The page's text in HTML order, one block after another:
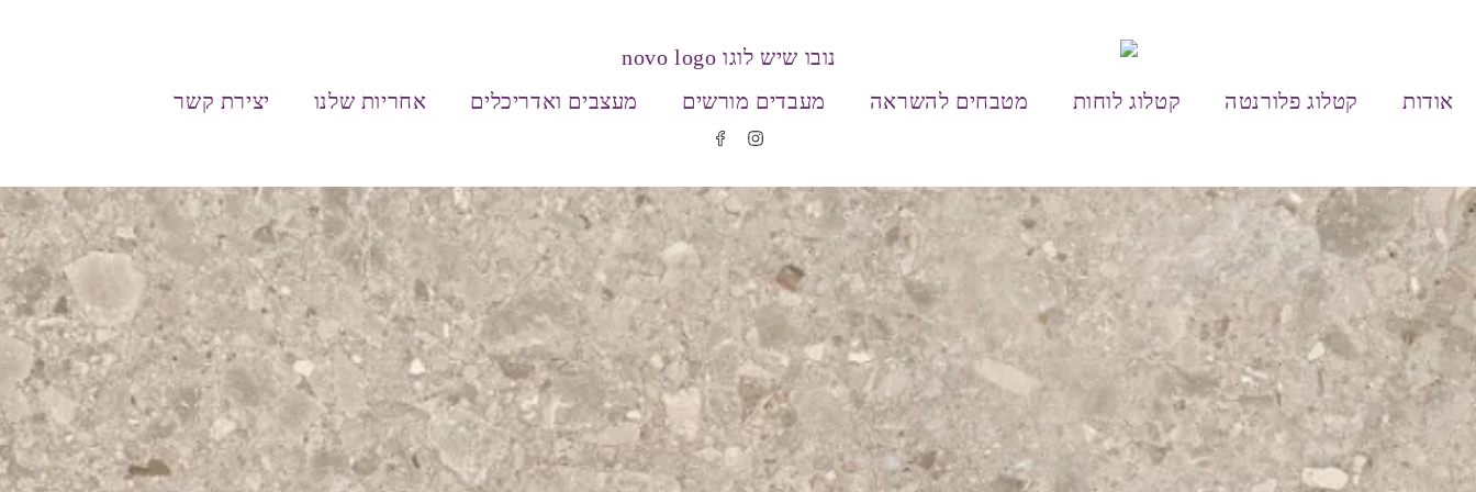
אודות קטלוג פלורנטה קטלוג לוחות מטבחים להשראה מעבדים מורשים מעצבים ואדריכלים אחריות שלנו יצירת קשר